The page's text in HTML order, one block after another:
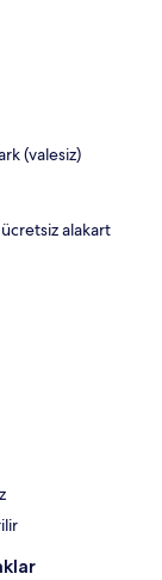
(valesiz)
alakart